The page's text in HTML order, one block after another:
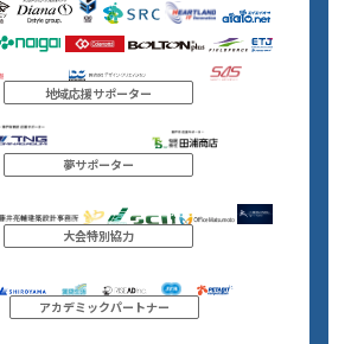
地域応援サポーター
夢サポーター
大会特別協力
アカデミックパートナー